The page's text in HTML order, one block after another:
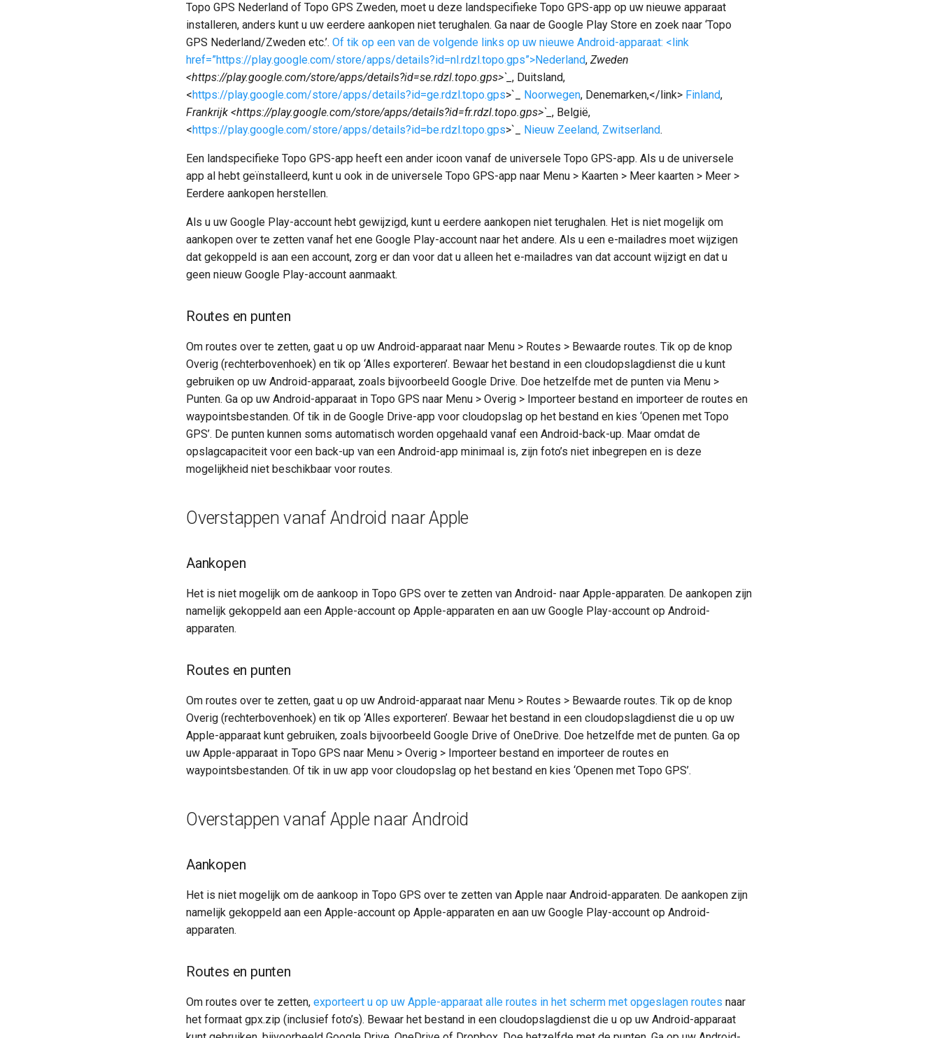
Topo GPS Nederland of Topo GPS Zweden, moet u deze landspecifieke Topo GPS-app op uw nieuwe apparaat
installeren, anders kunt u uw eerdere aankopen niet terughalen. Ga naar de Google Play Store en zoek naar ‘Topo
GPS Nederland/Zweden etc.’. Of tik op een van de volgende links op uw nieuwe Android-apparaat: <link
href=”https://play.google.com/store/apps/details?id=nl.rdzl.topo.gps”>Nederland, Zweden
<https://play.google.com/store/apps/details?id=se.rdzl.topo.gps>`_ , Duitsland,
<https://play.google.com/store/apps/details?id=ge.rdzl.topo.gps>`_ Noorwegen, Denemarken,</link> Finland,
Frankrijk <https://play.google.com/store/apps/details?id=fr.rdzl.topo.gps>`_ , België,
<https://play.google.com/store/apps/details?id=be.rdzl.topo.gps>`_ Nieuw Zeeland, Zwitserland.
Een landspecifieke Topo GPS-app heeft een ander icoon vanaf de universele Topo GPS-app. Als u de universele
app al hebt geïnstalleerd, kunt u ook in de universele Topo GPS-app naar Menu > Kaarten > Meer kaarten > Meer >
Eerdere aankopen herstellen.
Als u uw Google Play-account hebt gewijzigd, kunt u eerdere aankopen niet terughalen. Het is niet mogelijk om
aankopen over te zetten vanaf het ene Google Play-account naar het andere. Als u een e-mailadres moet wijzigen
dat gekoppeld is aan een account, zorg er dan voor dat u alleen het e-mailadres van dat account wijzigt en dat u
geen nieuw Google Play-account aanmaakt.
Routes en punten
Om routes over te zetten, gaat u op uw Android-apparaat naar Menu > Routes > Bewaarde routes. Tik op de knop
Overig (rechterbovenhoek) en tik op ‘Alles exporteren’. Bewaar het bestand in een cloudopslagdienst die u kunt
gebruiken op uw Android-apparaat, zoals bijvoorbeeld Google Drive. Doe hetzelfde met de punten via Menu >
Punten. Ga op uw Android-apparaat in Topo GPS naar Menu > Overig > Importeer bestand en importeer de routes en
waypointsbestanden. Of tik in de Google Drive-app voor cloudopslag op het bestand en kies ‘Openen met Topo
GPS’. De punten kunnen soms automatisch worden opgehaald vanaf een Android-back-up. Maar omdat de
opslagcapaciteit voor een back-up van een Android-app minimaal is, zijn foto’s niet inbegrepen en is deze
mogelijkheid niet beschikbaar voor routes.
Overstappen vanaf Android naar Apple
Aankopen
Het is niet mogelijk om de aankoop in Topo GPS over te zetten van Android- naar Apple-apparaten. De aankopen zijn
namelijk gekoppeld aan een Apple-account op Apple-apparaten en aan uw Google Play-account op Android-
apparaten.
Routes en punten
Om routes over te zetten, gaat u op uw Android-apparaat naar Menu > Routes > Bewaarde routes. Tik op de knop
Overig (rechterbovenhoek) en tik op ‘Alles exporteren’. Bewaar het bestand in een cloudopslagdienst die u op uw
Apple-apparaat kunt gebruiken, zoals bijvoorbeeld Google Drive of OneDrive. Doe hetzelfde met de punten. Ga op
uw Apple-apparaat in Topo GPS naar Menu > Overig > Importeer bestand en importeer de routes en
waypointsbestanden. Of tik in uw app voor cloudopslag op het bestand en kies ‘Openen met Topo GPS’.
Overstappen vanaf Apple naar Android
Aankopen
Het is niet mogelijk om de aankoop in Topo GPS over te zetten van Apple naar Android-apparaten. De aankopen zijn
namelijk gekoppeld aan een Apple-account op Apple-apparaten en aan uw Google Play-account op Android-
apparaten.
Routes en punten
Om routes over te zetten, exporteert u op uw Apple-apparaat alle routes in het scherm met opgeslagen routes naar
het formaat gpx.zip (inclusief foto’s). Bewaar het bestand in een cloudopslagdienst die u op uw Android-apparaat